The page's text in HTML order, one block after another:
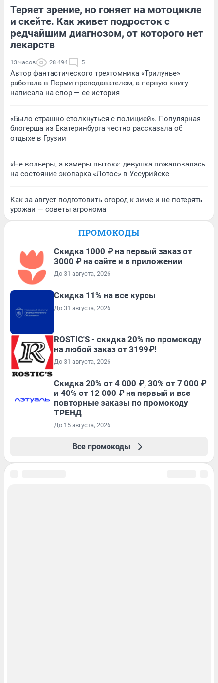
Теряет зрение, но гоняет на мотоцикле
и скейте. Как живет подросток с
редчайшим диагнозом, от которого нет
лекарств
13 часов 28 494 5
Автор фантастического трехтомника «Трилунье»
работала в Перми преподавателем, а первую книгу
написала на спор — ее история
«Было страшно столкнуться с полицией». Популярная
блогерша из Екатеринбурга честно рассказала об
отдыхе в Грузии
«Не вольеры, а камеры пыток»: девушка пожаловалась
на состояние экопарка «Лотос» в Уссурийске
Как за август подготовить огород к зиме и не потерять
урожай — советы агронома
ПРОМОКОДЫ
Скидка 1000 ₽ на первый заказ от
3000 ₽ на сайте и в приложении
До 31 августа, 2026
Скидка 11% на все курсы
До 31 августа, 2026
ROSTIC'S - скидка 20% по промокоду
на любой заказ от 3199₽!
До 31 августа, 2026
Скидка 20% от 4 000 ₽, 30% от 7 000 ₽
и 40% от 12 000 ₽ на первый и все
повторные заказы по промокоду
ТРЕНД
До 15 августа, 2026
Все промокоды